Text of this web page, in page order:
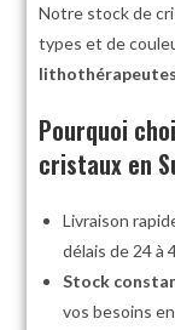
Notre stock de
types et de
Pourquoi
cristaux en
Livraison
délais de 24 à
Stock
vos besoins